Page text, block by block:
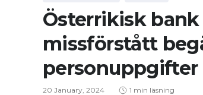
Österrikisk
missförstått
personuppgifter
20 January, 2024 1 min läsning